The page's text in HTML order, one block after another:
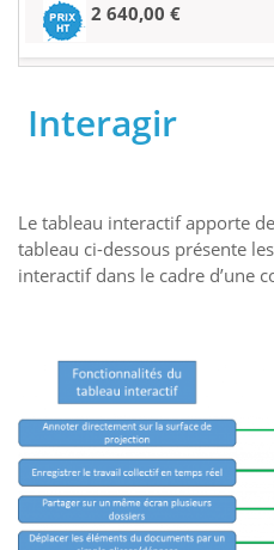
2 640,00 €
Interagir
Le tableau interactif apporte
tableau ci-dessous présente
interactif dans le cadre d’une